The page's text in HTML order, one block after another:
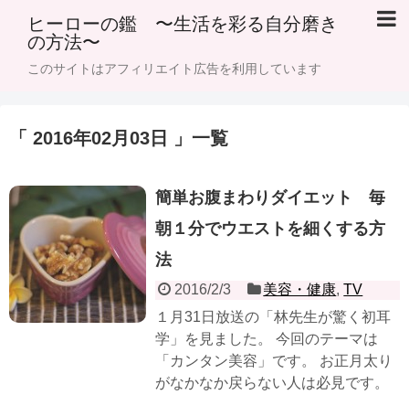
ヒーローの鑑 〜生活を彩る自分磨き
の方法〜
このサイトはアフィリエイト広告を利用しています
「 2016年02月03日 」一覧
簡単お腹まわりダイエット 毎
朝１分でウエストを細くする方
法
2016/2/3 美容・健康,TV
１月31日放送の「林先生が驚く初耳
学」を見ました。 今回のテーマは
「カンタン美容」です。 お正月太り
がなかなか戻らない人は必見です。